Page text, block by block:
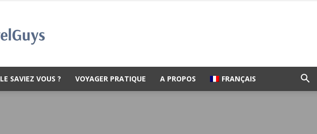
LE SAVIEZ VOUS ? VOYAGER PRATIQUE A PROPOS FRANÇAIS